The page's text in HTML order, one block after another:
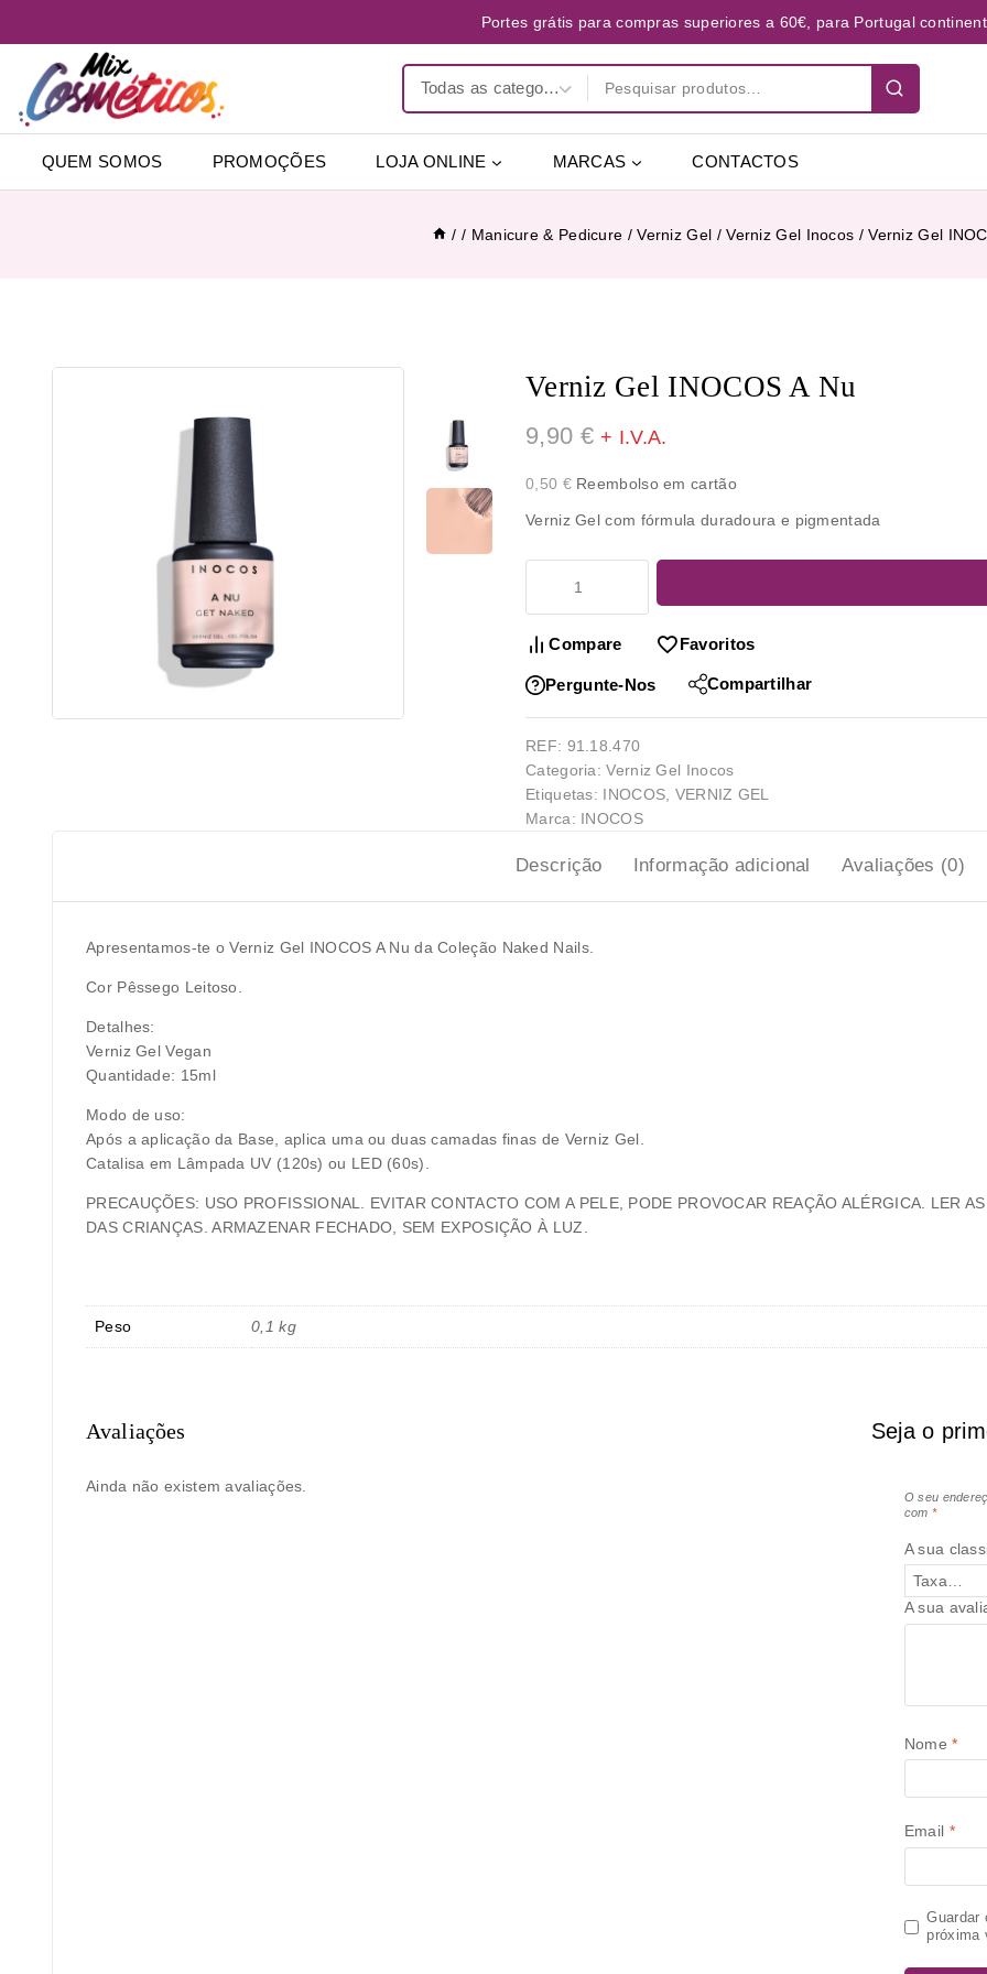
Portes grátis para compras superiores a 60€, para Portugal
QUEM SOMOS PROMOÇÕES LOJA ONLINE MARCAS CONTACTOS
/ / Manicure & Pedicure / Verniz Gel / Verniz Gel Inocos / Verniz Gel
Verniz Gel INOCOS A Nu
9,90 € + I.V.A.
0,50 €Reembolso em cartão
Verniz Gel com fórmula duradoura e pigmentada
Compare Favoritos
Pergunte-Nos Compartilhar
REF: 91.18.470
Categoria:Verniz Gel Inocos
Etiquetas: INOCOS VERNIZ GEL
Marca: INOCOS
Descrição Informação adicional Avaliações (0)
Apresentamos-te o Verniz Gel INOCOS A Nu da Coleção Naked Nails.
Cor Pêssego Leitoso.
Detalhes:
Verniz Gel Vegan
Quantidade: 15ml
Modo de uso:
Após a aplicação da Base, aplica uma ou duas camadas finas de Verniz Gel.
Catalisa em Lâmpada UV (120s) ou LED (60s).
PRECAUÇÕES: USO PROFISSIONAL. EVITAR CONTACTO COM A PELE, PODE PROVOCAR REAÇÃO ALÉRGICA. LER
DAS CRIANÇAS. ARMAZENAR FECHADO, SEM EXPOSIÇÃO À LUZ.
Peso 0,1 kg
Avaliações
Ainda não existem avaliações.
Seja o
O seu
com *
A sua
A sua
Nome*
Email *
Guardar
próxima